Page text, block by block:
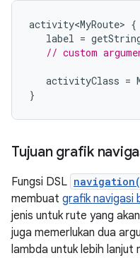
activity<MyRoute> {
label =
// custom
activityClass =
}
Tujuan grafik
Fungsi DSL
membuat grafik navigasi
jenis untuk rute yang
juga memerlukan dua
lambda untuk lebih